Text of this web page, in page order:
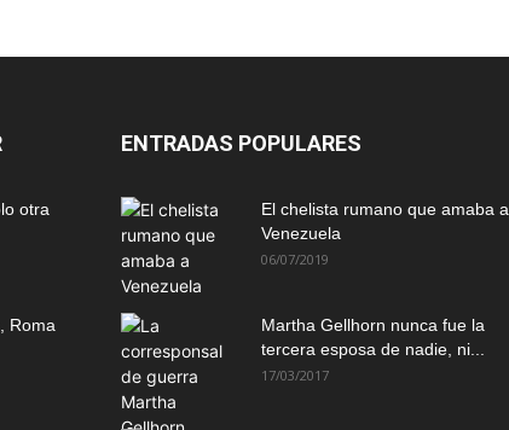
otra
Roma
ENTRADAS POPULARES
El chelista rumano que amaba a
Venezuela
06/07/2019
Martha Gellhorn nunca fue la
tercera esposa de nadie, ni...
17/03/2017